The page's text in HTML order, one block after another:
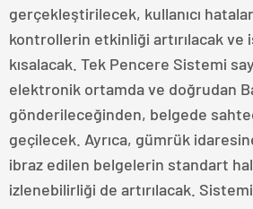
gerçekleştirilecek, kullanıcı
kontrollerin etkinliği artırılacak ve
kısalacak. Tek Pencere Sistemi
elektronik ortamda ve doğrudan
gönderileceğinden, belgede
geçilecek. Ayrıca, gümrük
ibraz edilen belgelerin standart
izlenebilirliği de artırılacak.